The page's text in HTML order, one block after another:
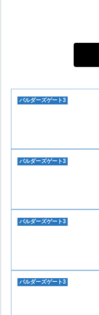
バルダーズゲート3
バルダーズゲート3
バルダーズゲート3
バルダーズゲート3